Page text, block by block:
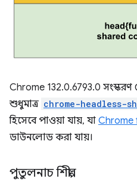
Chrome 132.0.6793.0
শুধুমাত্র chrome-headless-
হিসেবে পাওয়া যায়, যা Chrome
ডাউনলোড করা যায়।
পুতুলনাচ শিল্পী